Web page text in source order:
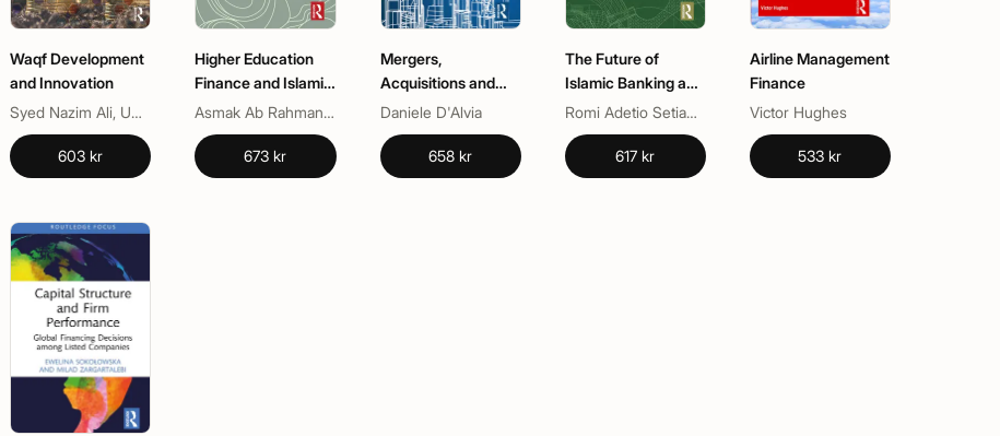
Waqf Development
and Innovation
Syed Nazim Ali, Umar A. Oseni
603 kr
Higher Education
Finance and Islamic
Endowments
Asmak Ab Rahman, Nurul Adilah Hasbullah
673 kr
Mergers,
Acquisitions and
International
Financial Regulation
Daniele D'Alvia
658 kr
The Future of
Islamic Banking and
Finance in
Indonesia
Romi Adetio Setiawan
617 kr
Airline Management
Finance
Victor Hughes
533 kr